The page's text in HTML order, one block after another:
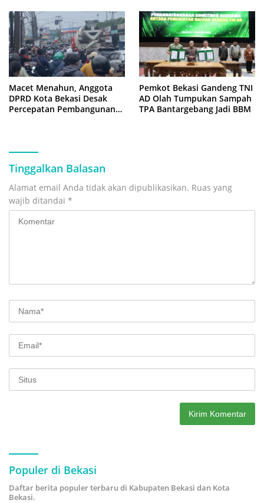
Macet Menahun, Anggota
DPRD Kota Bekasi Desak
Percepatan Pembangunan
Pemkot Bekasi Gandeng TNI
AD Olah Tumpukan Sampah
TPA Bantargebang Jadi BBM
Tinggalkan Balasan
Alamat email Anda tidak akan dipublikasikan. Ruas yang
wajib ditandai *
Populer di Bekasi
Daftar berita populer terbaru di Kabupaten Bekasi dan Kota
Bekasi.